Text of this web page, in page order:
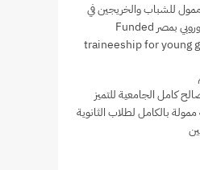
للشباب والخريجين في
وفد الاتحاد الأوروبي بمصر Funded
traineeship for young
كامل الجامعية للتميز
ممولة بالكامل لطلاب الثانوية